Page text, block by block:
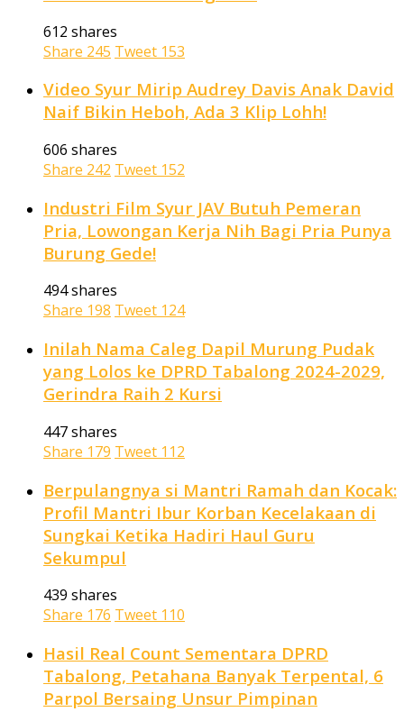
612 shares
Share 245 Tweet 153
Video Syur Mirip Audrey Davis Anak David
Naif Bikin Heboh, Ada 3 Klip Lohh!
606 shares
Share 242 Tweet 152
Industri Film Syur JAV Butuh Pemeran
Pria, Lowongan Kerja Nih Bagi Pria Punya
Burung Gede!
494 shares
Share 198 Tweet 124
Inilah Nama Caleg Dapil Murung Pudak
yang Lolos ke DPRD Tabalong 2024-2029,
Gerindra Raih 2 Kursi
447 shares
Share 179 Tweet 112
Berpulangnya si Mantri Ramah dan Kocak:
Profil Mantri Ibur Korban Kecelakaan di
Sungkai Ketika Hadiri Haul Guru
Sekumpul
439 shares
Share 176 Tweet 110
Hasil Real Count Sementara DPRD
Tabalong, Petahana Banyak Terpental, 6
Parpol Bersaing Unsur Pimpinan